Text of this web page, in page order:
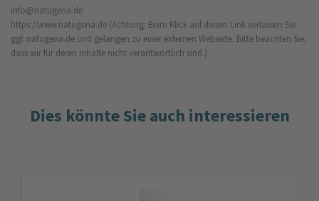
info@natugena.de
https://www.natugena.de (Achtung: Beim Klick auf diesen Link verlassen Sie
ggf. natugena.de und gelangen zu einer externen Webseite. Bitte beachten Sie,
dass wir für deren Inhalte nicht verantwortlich sind.)
Dies könnte Sie auch interessieren